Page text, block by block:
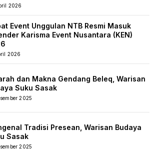
2026
Event Unggulan NTB Resmi Masuk
Karisma Event Nusantara (KEN)
2026
dan Makna Gendang Beleq, Warisan
Suku Sasak
2025
Tradisi Presean, Warisan Budaya
Sasak
2025